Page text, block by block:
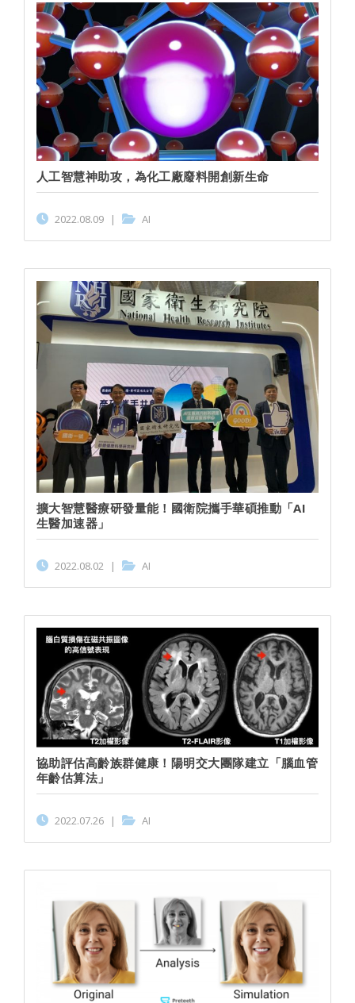
人工智慧神助攻，為化工廠廢料開創新生命
2022.08.09 | AI
擴大智慧醫療研發量能！國衛院攜手華碩推動「AI
生醫加速器」
2022.08.02 | AI
協助評估高齡族群健康！陽明交大團隊建立「腦血管
年齡估算法」
2022.07.26 | AI